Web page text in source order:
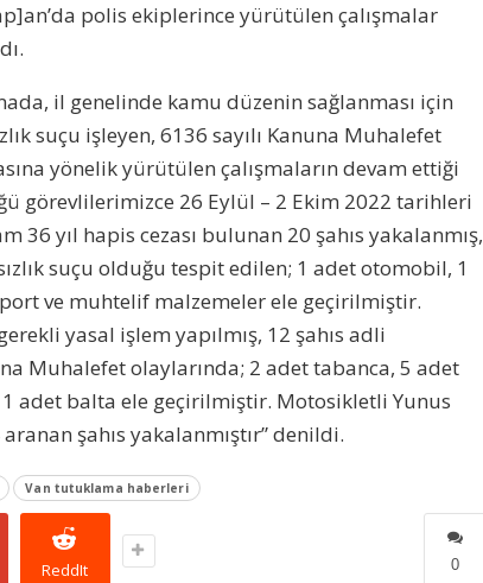
polis ekiplerince yürütülen çalışmalar
il genelinde kamu düzenin sağlanması için
suçu işleyen, 6136 sayılı Kanuna Muhalefet
yönelik yürütülen çalışmaların devam ettiği
görevlilerimizce 26 Eylül – 2 Ekim 2022 tarihleri
36 yıl hapis cezası bulunan 20 şahıs yakalanmış,
suçu olduğu tespit edilen; 1 adet otomobil, 1
ve muhtelif malzemeler ele geçirilmiştir.
yasal işlem yapılmış, 12 şahıs adli
Muhalefet olaylarında; 2 adet tabanca, 5 adet
1 adet balta ele geçirilmiştir. Motosikletli Yunus
şahıs yakalanmıştır” denildi.
Van tutuklama haberleri
0
ReddIt